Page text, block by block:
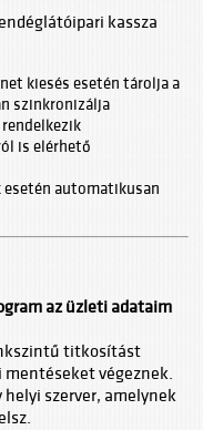
kassza
kiesés esetén tárolja a
szinkronizálja
rendelkezik
is elérhető
automatikusan
az üzleti adataim
titkosítást
mentéseket végeznek.
szerver, amelynek